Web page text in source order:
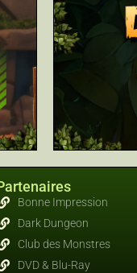
Bonne Impression
Dark Dungeon
Club des Monstres
DVD & Blu-Ray